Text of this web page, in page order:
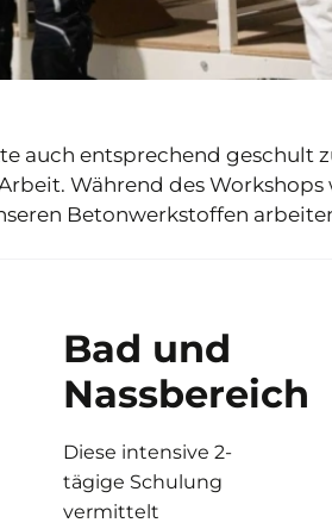
auch entsprechend geschult
Während des Workshops
Betonwerkstoffen
Bad und
Nassbereich
Diese intensive 2-
tägige Schulung
vermittelt